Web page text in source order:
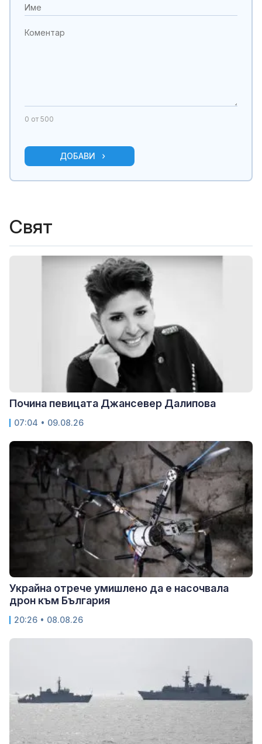
0 от 500
ДОБАВИ
Свят
Почина певицата Джансевер Далипова
07:04 • 09.08.26
Украйна отрече умишлено да е насочвала
дрон към България
20:26 • 08.08.26